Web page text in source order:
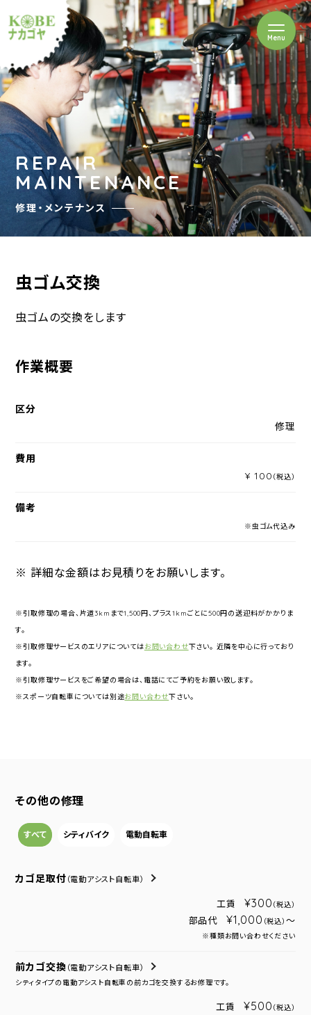
ルショップナカゴヤ
Menuを開閉
REPAIR
MAINTENANCE
修理・メンテナンス
虫ゴム交換
虫ゴムの交換をします
作業概要
区分
修理
費用
¥ 100 （税込）
備考
※虫ゴム代込み
※ 詳細な金額はお見積りをお願いします。
※引取修理の場合、片道3kmまで1,500円、プラス1kmごとに500円の送迎料がかかりま
す。
※引取修理サービスのエリアについてはお問い合わせ下さい。 近隣を中心に行っており
ます。
※引取修理サービスをご希望の場合は、電話にてご予約をお願い致します。
※スポーツ自転車については別途お問い合わせ下さい。
その他の修理
すべて シティバイク 電動自転車
カゴ足取付 （電動アシスト自転車）
工賃 ¥300 （税込）
部品代 ¥1,000 （税込） ～
※種類お問い合わせください
前カゴ交換 （電動アシスト自転車）
シティタイプの電動アシスト自転車の前カゴを交換するお修理です。
工賃 ¥500 （税込）